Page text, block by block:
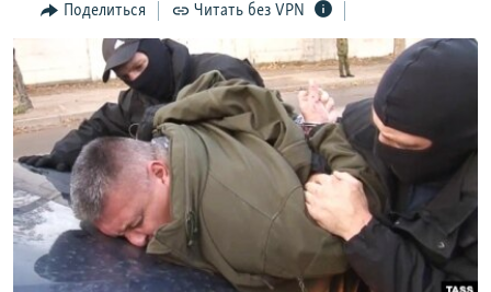
ТЕЛЕПРОЕКТ КРЫМ.РЕАЛИИ
СОВЕТЫ ПРАВОЗАЩИТНИКОВ
ПРОПАВШИЕ БЕЗ ВЕСТИ
ПОБЕДИТЕЛЕЙ НЕ СУДЯТ?
КРЫМ.НЕПОКОРЕННЫЙ
ELIFBE
УКРАИНСКАЯ ПРОБЛЕМА КРЫМА
Qırımtatar
ПРИСОЕДИНЯЙТЕСЬ!
Все сайты RFE/RL
Поделиться Читать без VPN